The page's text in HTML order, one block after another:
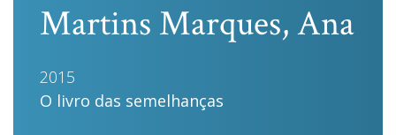
Martins Marques, Ana
2015
O livro das semelhanças